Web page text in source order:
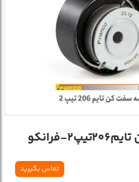
فرانکو
تماس بگیرید